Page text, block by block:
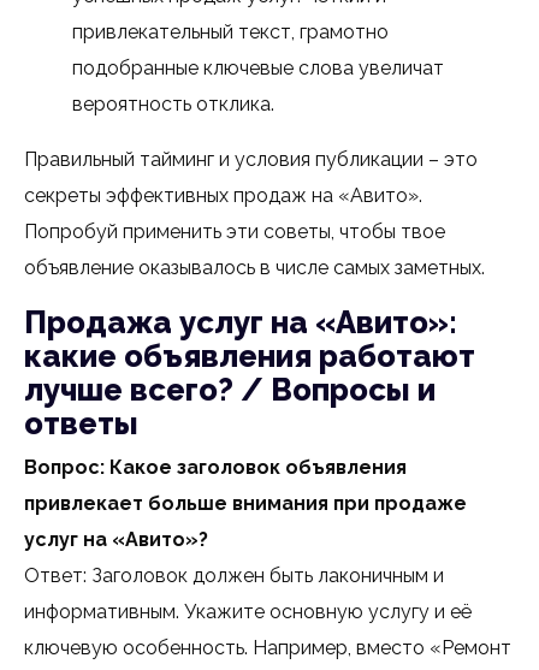
привлекательный текст, грамотно
подобранные ключевые слова увеличат
вероятность отклика.
Правильный тайминг и условия публикации – это
секреты эффективных продаж на «Авито».
Попробуй применить эти советы, чтобы твое
объявление оказывалось в числе самых заметных.
Продажа услуг на «Авито»:
какие объявления работают
лучше всего? / Вопросы и
ответы
Вопрос: Какое заголовок объявления
привлекает больше внимания при продаже
услуг на «Авито»?
Ответ: Заголовок должен быть лаконичным и
информативным. Укажите основную услугу и её
ключевую особенность. Например, вместо «Ремонт